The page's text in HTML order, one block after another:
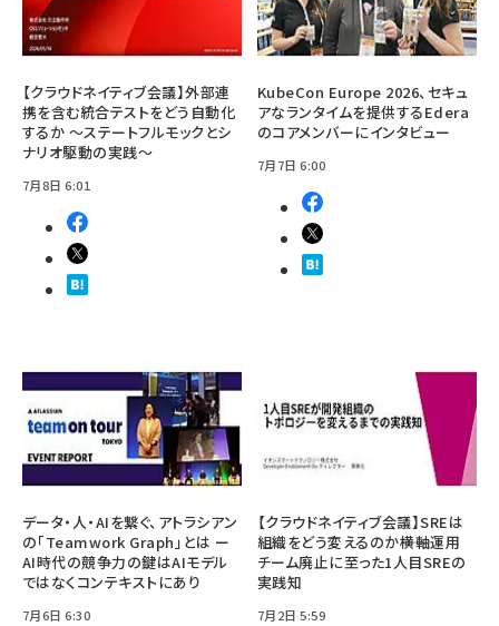
【クラウドネイティブ会議】外部連
携を含む統合テストをどう自動化
するか ～ステートフルモックとシ
ナリオ駆動の実践～
7月8日 6:01
KubeCon Europe 2026、セキュ
アなランタイムを提供するEdera
のコアメンバーにインタビュー
7月7日 6:00
データ・人・AIを繋ぐ、アトラシアン
の「Teamwork Graph」とは ー
AI時代の競争力の鍵はAIモデル
ではなくコンテキストにあり
7月6日 6:30
【クラウドネイティブ会議】SREは
組織をどう変えるのか――横軸運用
チーム廃止に至った1人目SREの
実践知
7月2日 5:59